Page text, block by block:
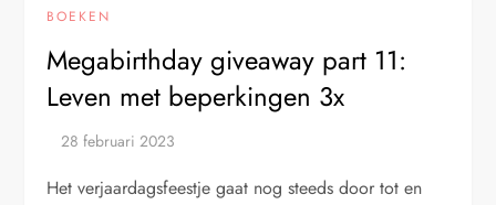
BOEKEN
Megabirthday giveaway part 11:
Leven met beperkingen 3x
Het verjaardagsfeestje gaat nog steeds door tot en